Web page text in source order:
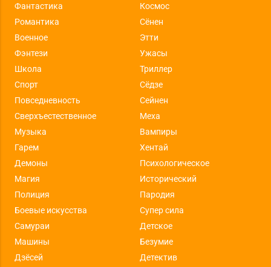
Фантастика
Космос
Романтика
Сёнен
Военное
Этти
Фэнтези
Ужасы
Школа
Триллер
Спорт
Сёдзе
Повседневность
Сейнен
Сверхъестественное
Меха
Музыка
Вампиры
Гарем
Хентай
Демоны
Психологическое
Магия
Исторический
Полиция
Пародия
Боевые искусства
Супер сила
Самураи
Детское
Машины
Безумие
Дзёсей
Детектив